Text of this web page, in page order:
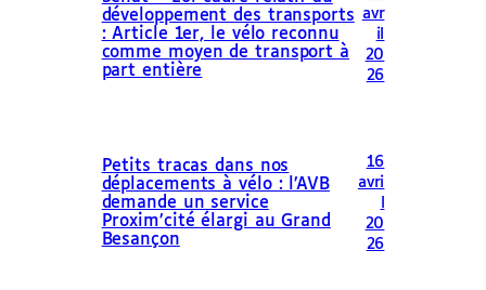
développement des transports
: Article 1er, le vélo reconnu
comme moyen de transport à
part entière
avr
il
20
26
Petits tracas dans nos
déplacements à vélo : l’AVB
demande un service
Proxim’cité élargi au Grand
Besançon
16
avri
20
26